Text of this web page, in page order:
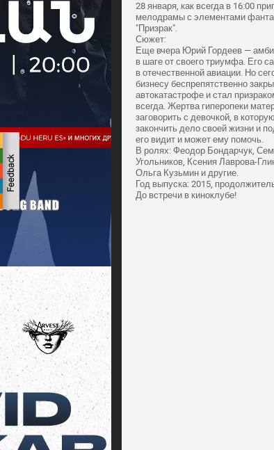
28 января, как всегда в 16:00
мелодрамы с элементами
"Призрак".
Сюжет:
Еще вчера Юрий Гордеев —
в шаге от своего триумфа. Его
в отечественной авиации. Но
бизнесу беспрепятственно
автокатастрофе и стал
всегда. Жертва гиперопеки
заговорить с девочкой, в
закончить дело своей жизни и
его видит и может ему помочь.
В ролях: Феодор Бондарчук,
Угольников, Ксения Лаврова-
Ольга Кузьмин и другие.
Год выпуска: 2015,
До встречи в киноклубе!